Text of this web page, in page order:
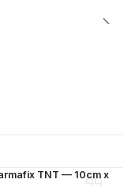
TNT — 10cm x